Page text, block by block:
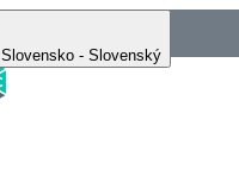
Slovensko - Slovenský